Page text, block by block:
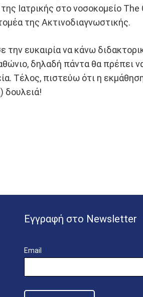
Ιατρικής στο νοσοκομείο
της Ακτινοδιαγνωστικής.
ευκαιρία να κάνω
δηλαδή πάντα θα πρέπει
Τέλος, πιστεύω ότι η
δουλειά!
Εγγραφή στο Newsletter
Email